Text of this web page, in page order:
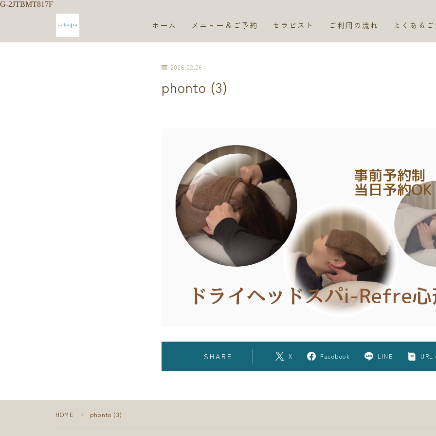
G-2JTBMT817F
ホーム メニュー＆ご予約 セラピスト ご利用の流れ よくある
2026.02.26
phonto (3)
SHARE X Facebook LINE URL
HOME ＞ phonto (3)